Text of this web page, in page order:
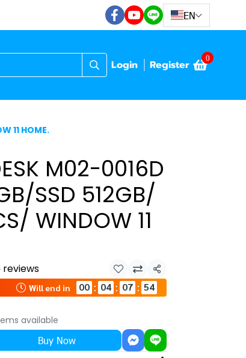
EN
Login Register 0
11 HOME.
M02-0016D
SSD 512GB/
WINDOW 11
reviews Share
Will end in 00 : 04 : 07 : 53
available
Buy Now